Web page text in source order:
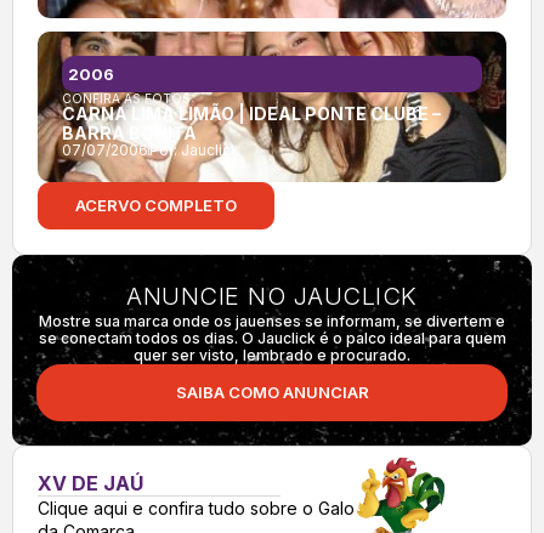
CONFIRA AS FOTOS:
CARNA LIMA LIMÃO | IDEAL PONTE CLUBE –
BARRA BONITA
07/07/2006Por:Jauclick
2006
ACERVO COMPLETO
ANUNCIE NO JAUCLICK
Mostre sua marca onde os jauenses se informam, se divertem e
se conectam todos os dias. O Jauclick é o palco ideal para quem
quer ser visto, lembrado e procurado.
SAIBA COMO ANUNCIAR
XV DE JAÚ
Clique aqui e confira tudo sobre o Galo